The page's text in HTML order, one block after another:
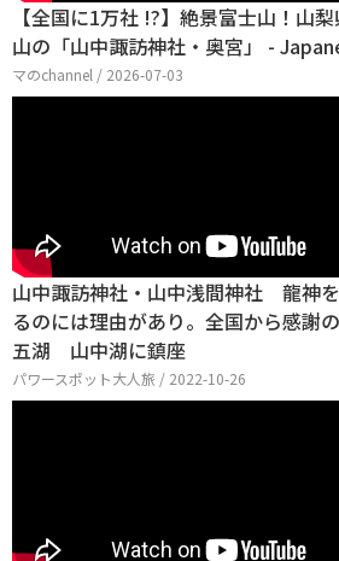
【全国に1万社 !?】絶景富士山！山
山の「山中諏訪神社・奥宮」 -
マのchannel / 2026-07-03
山中諏訪神社・山中浅間神社 龍神
るのには理由があり。全国から感謝
五湖 山中湖に鎮座
パワースポット大人旅 / 2022-10-26